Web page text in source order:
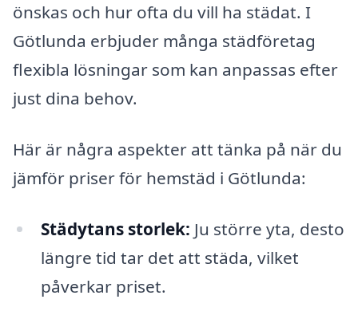
önskas och hur ofta du vill ha städat. I
Götlunda erbjuder många städföretag
flexibla lösningar som kan anpassas efter
just dina behov.
Här är några aspekter att tänka på när du
jämför priser för hemstäd i Götlunda:
Städytans storlek: Ju större yta, desto
längre tid tar det att städa, vilket
påverkar priset.